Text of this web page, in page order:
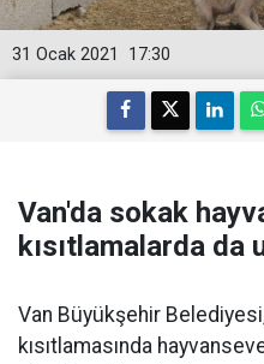
17:30
31 Ocak 2021
Van'da sokak
kısıtlamalarda da
Van Büyükşehir
kısıtlamasında